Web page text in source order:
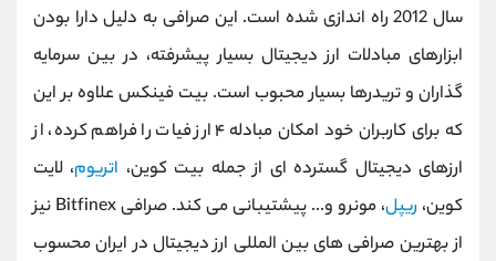
سال 2012 راه اندازی شده است. این صرافی به دلیل دارا بودن
ابزارهای مبادلات ارز دیجیتال بسیار پیشرفته، در بین سرمایه
گذاران و تریدرها بسیار محبوب است. بیت فینکس علاوه بر این
که برای کاربران خود امکان مبادله ۴ ارز فیات را فراهم کرده، از
ارزهای دیجیتال گسترده ای از جمله بیت کوین، اتریوم، لایت
کوین، ریپل
، مونرو و... پیشتیبانی می کند. صرافی Bitfinex نیز
از بهترین صرافی های بین المللی ارز دیجیتال در ایران محسوب